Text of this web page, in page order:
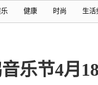
健康 时尚 生活
乐节4月